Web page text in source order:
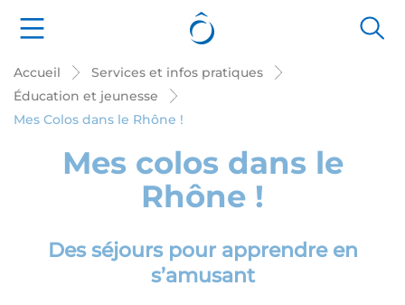
Accueil
Services et infos pratiques
Éducation et jeunesse
Mes Colos dans le Rhône !
Mes colos dans le
Rhône !
Des séjours pour apprendre en
s’amusant